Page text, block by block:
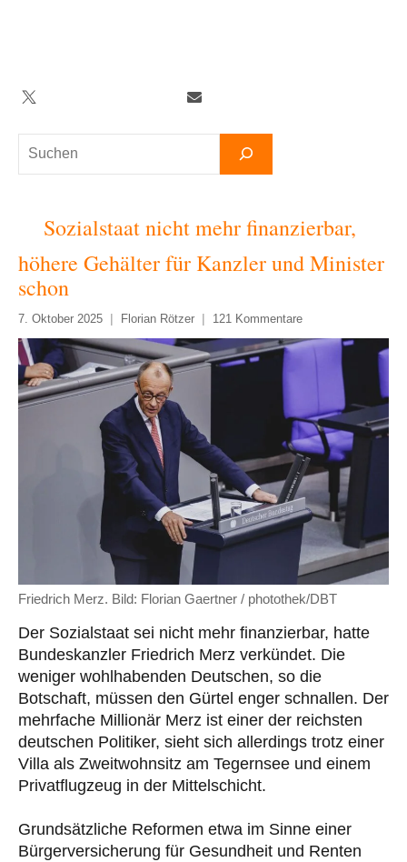
Suchen
Twitter TelegramNewsletter
Sozialstaat nicht mehr finanzierbar,
höhere Gehälter für Kanzler und Minister
schon
7. Oktober 2025 Florian Rötzer 121 Kommentare
Friedrich Merz. Bild: Florian Gaertner / photothek/DBT
Der Sozialstaat sei nicht mehr finanzierbar, hatte
Bundeskanzler Friedrich Merz verkündet. Die
weniger wohlhabenden Deutschen, so die
Botschaft, müssen den Gürtel enger schnallen. Der
mehrfache Millionär Merz ist einer der reichsten
deutschen Politiker, sieht sich allerdings trotz einer
Villa als Zweitwohnsitz am Tegernsee und einem
Privatflugzeug in der Mittelschicht.
Grundsätzliche Reformen etwa im Sinne einer
Bürgerversicherung für Gesundheit und Renten